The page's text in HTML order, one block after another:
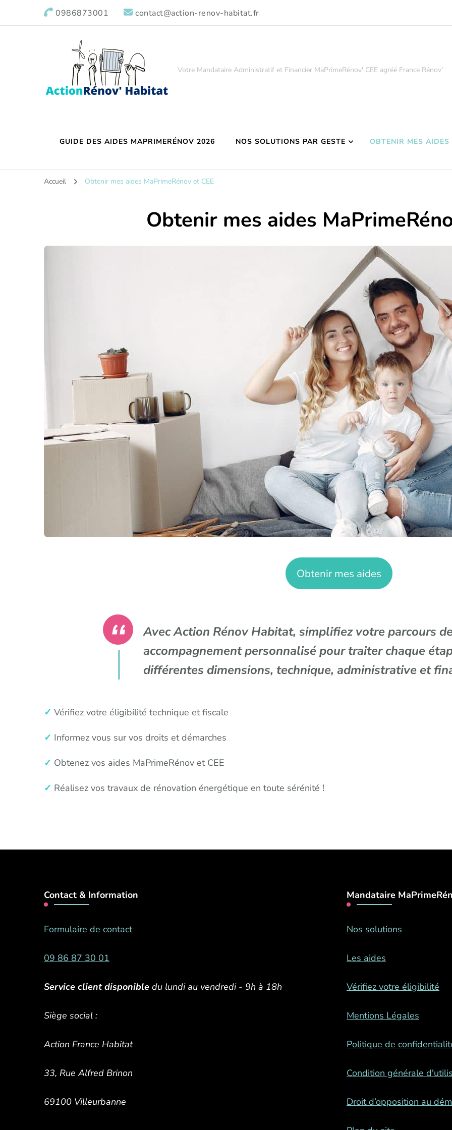
0986873001 contact@action-renov-habitat.fr
Votre Mandataire Administratif et Financier MaPrimeRénov' CEE agréé France Rénov'
GUIDE DES AIDES MAPRIMERÉNOV 2026 NOS SOLUTIONS PAR GESTE OBTENIR MES AIDES
Accueil Obtenir mes aides MaPrimeRénov et CEE
Obtenir mes aides
Obtenir mes aides
Avec Action Rénov Habitat, simplifiez votre parcours
accompagnement personnalisé pour traiter chaque
différentes dimensions, technique, administrative et
✓ Vérifiez votre éligibilité technique et fiscale
✓ Informez vous sur vos droits et démarches
✓ Obtenez vos aides MaPrimeRénov et CEE
✓ Réalisez vos travaux de rénovation énergétique en toute sérénité !
Contact & Information
Formulaire de contact
09 86 87 30 01
Service client disponible du lundi au vendredi - 9h à 18h
Siège social :
Action France Habitat
33, Rue Alfred Brinon
69100 Villeurbanne
Mandataire
Nos solutions
Les aides
Vérifiez votre éligibilité
Mentions Légales
Politique de
Condition générale
Droit d’opposition au